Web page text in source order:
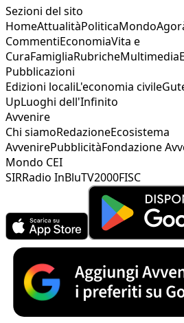
Sezioni del sito
HomeAttualitàPoliticaMondo
CommentiEconomiaVita e
CuraFamigliaRubricheMultimedia
Pubblicazioni
Edizioni localiL'economia civile
UpLuoghi dell'Infinito
Avvenire
Chi siamoRedazioneEcosistema
AvvenirePubblicitàFondazione
Mondo CEI
SIRRadio InBluTV2000FISC